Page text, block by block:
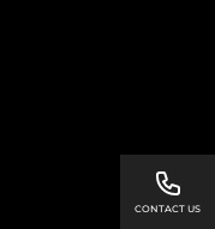
CONTACT US